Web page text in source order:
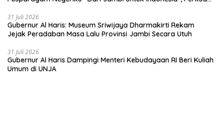
31 Juli 2026
Gubernur Al Haris: Museum Sriwijaya Dharmakirti Rekam
Jejak Peradaban Masa Lalu Provinsi Jambi Secara Utuh
31 Juli 2026
Gubernur Al Haris Dampingi Menteri Kebudayaan RI Beri Kuliah
Umum di UNJA